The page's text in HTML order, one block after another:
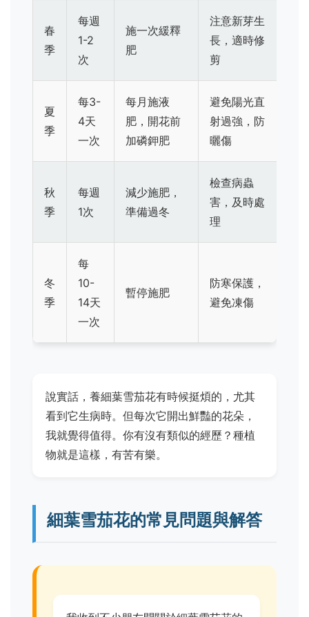
春
季
每週
1-2
次
施一次緩釋
肥
注意新芽生
長，適時修
剪
夏
季
每3-
4天
一次
每月施液
肥，開花前
加磷鉀肥
避免陽光直
射過強，防
曬傷
秋
季
每週
1次
減少施肥，
準備過冬
檢查病蟲
害，及時處
理
冬
季
每
10-
14天
一次
暫停施肥
防寒保護，
避免凍傷
說實話，養細葉雪茄花有時候挺煩的，尤其
看到它生病時。但每次它開出鮮豔的花朵，
我就覺得值得。你有沒有類似的經歷？種植
物就是這樣，有苦有樂。
細葉雪茄花的常見問題與解答